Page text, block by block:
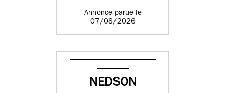
Annonce parue le
07/08/2026
NEDSON